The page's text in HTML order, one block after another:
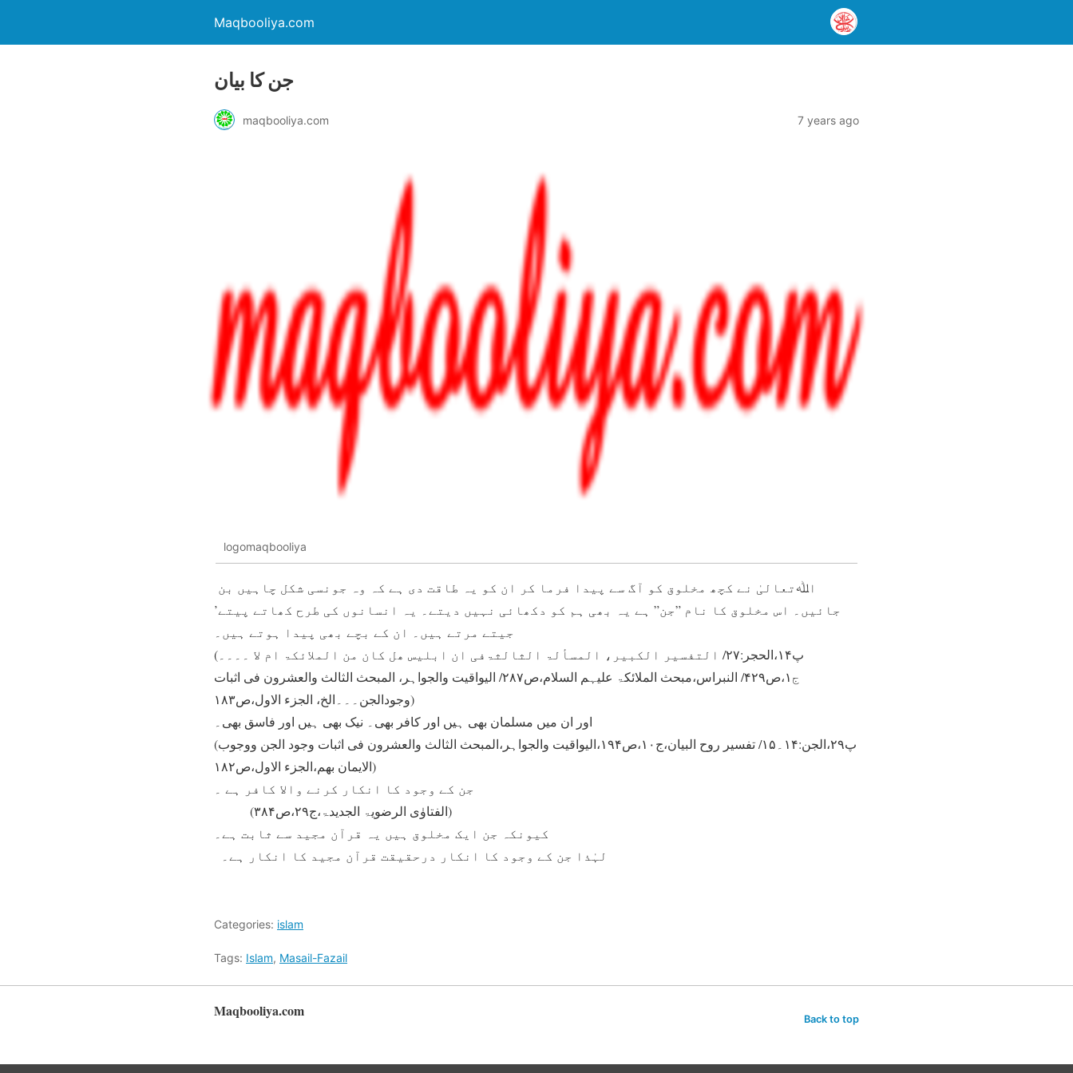
Maqbooliya.com
جن کا بیان
maqbooliya.com 7 years ago
logomaqbooliya
جائیں۔ اس مخلوق کا نام ”جن” ہے یہ بھی ہم کو دکھائی نہیں دیتے۔ یہ انسانوں کی طرح کھاتے پیتے’
جیتے مرتے ہیں۔ ان کے بچے بھی پیدا ہوتے ہیں۔
(پ۱۴،الحجر:۲۷/ التفسیر الکبیر، المسألۃ الثالثۃفی ان ابلیس ھل کان من الملائکۃ ام لا ۔۔۔۔
ج۱،ص۴۲۹/ النبراس،مبحث الملائکۃ علیہم السلام،ص۲۸۷/ الیواقیت والجواہر، المبحث الثالث والعشرون فی اثبات
وجودالجن۔۔۔الخ، الجزء الاول،ص۱۸۳)
اور ان میں مسلمان بھی ہیں اور کافر بھی۔ نیک بھی ہیں اور فاسق بھی۔
(پ۲۹،الجن:۱۴۔۱۵/ تفسیر روح البیان،ج۱۰،ص۱۹۴،الیواقیت والجواہر،المبحث الثالث والعشرون فی اثبات وجود الجن ووجوب
الایمان بھم،الجزء الاول،ص۱۸۲)
جن کے وجود کا انکار کرنے والا کافر ہے ۔
(الفتاوٰی الرضویۃ الجدیدۃ،ج۲۹،ص۳۸۴)
کیونکہ جن ایک مخلوق ہیں یہ قرآن مجید سے ثابت ہے۔
لہٰذا جن کے وجود کا انکار درحقیقت قرآن مجید کا انکار ہے۔
Categories: islam
Tags: Islam, Masail-Fazail
Maqbooliya.com Back to top